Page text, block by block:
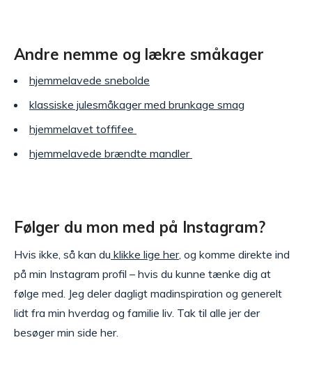
Andre nemme og lækre småkager
hjemmelavede snebolde
klassiske julesmåkager med brunkage smag
hjemmelavet toffifee
hjemmelavede brændte mandler
Følger du mon med på Instagram?
Hvis ikke, så kan du klikke lige her, og komme direkte ind
på min Instagram profil – hvis du kunne tænke dig at
følge med. Jeg deler dagligt madinspiration og generelt
lidt fra min hverdag og familie liv. Tak til alle jer der
besøger min side her.